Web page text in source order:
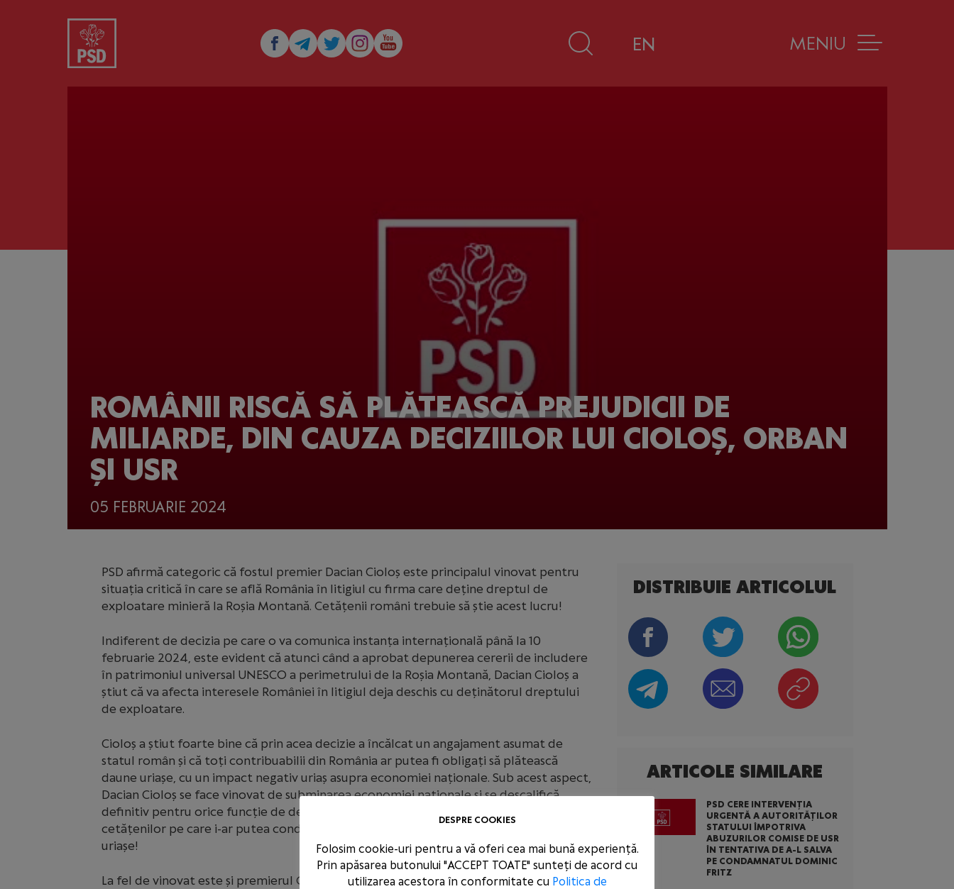
EN MENIU
05 FEBRUARIE 2024
ROMÂNII RISCĂ SĂ PLĂTEASCĂ PREJUDICII DE
MILIARDE, DIN CAUZA DECIZIILOR LUI CIOLOȘ, ORBAN
ȘI USR
PSD afirmă categoric că fostul premier Dacian Cioloș este principalul vinovat pentru
situația critică în care se află România în litigiul cu firma care deține dreptul de
exploatare minieră la Roșia Montană. Cetățenii români trebuie să știe acest lucru!
Indiferent de decizia pe care o va comunica instanța internațională până la 10
februarie 2024, este evident că atunci când a aprobat depunerea cererii de includere
în patrimoniul universal UNESCO a perimetrului de la Roșia Montană, Dacian Cioloș a
știut că va afecta interesele României în litigiul deja deschis cu deținătorul dreptului
de exploatare.
Cioloș a știut foarte bine că prin acea decizie a încălcat un angajament asumat de
statul român și că toți contribuabilii din România ar putea fi obligați să plătească
daune uriașe, cu un impact negativ uriaș asupra economiei naționale. Sub acest aspect,
Dacian Cioloș se face vinovat de subminarea economiei naționale și se descalifică
definitiv pentru orice funcție de demnitate publică. Cioloș nu mai poate cere votul
cetățenilor pe care i-ar putea condamna, prin deciziile sale, la plata unor prejudicii
uriașe!
La fel de vinovat este și premierul Orban care a dispus reluarea procedurii de înscriere
ARTICOLE SIMILARE
PSD CERE INTERVENȚIA
URGENTĂ A AUTORITĂȚILOR
STATULUI ÎMPOTRIVA
ABUZURILOR COMISE DE USR
ÎN TENTATIVA DE A-L SALVA
PE CONDAMNATUL DOMINIC
FRITZ
DISTRIBUIE ARTICOLUL
DESPRE COOKIES
Folosim cookie-uri pentru a vă oferi cea mai bună experiență.
Prin apăsarea butonului "ACCEPT TOATE" sunteți de acord cu
utilizarea acestora în conformitate cu Politica de